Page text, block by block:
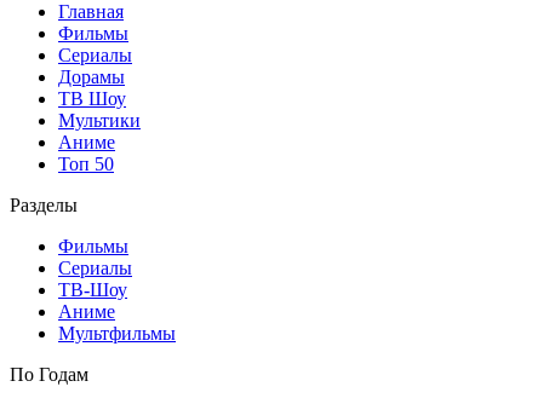
Главная
Фильмы
Сериалы
Дорамы
ТВ Шоу
Мультики
Аниме
Топ 50
Разделы
Фильмы
Сериалы
ТВ-Шоу
Аниме
Мультфильмы
По Годам